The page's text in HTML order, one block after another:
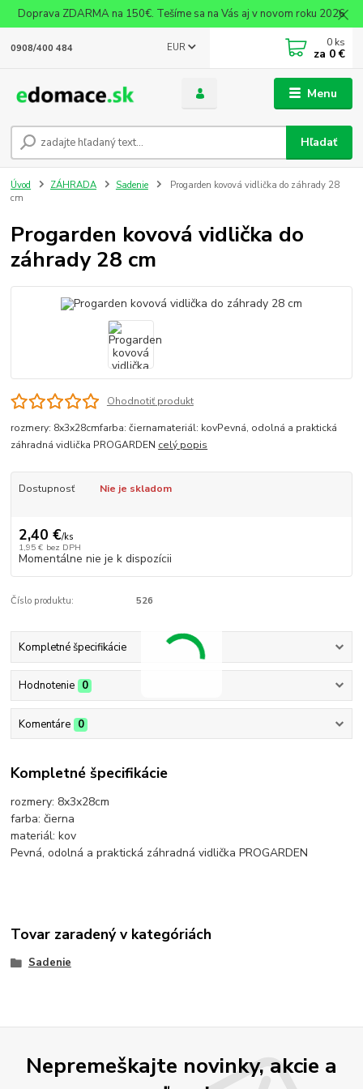
Doprava ZDARMA na 150€. Tešíme sa na Vás aj v novom roku 2026
Menu
EUR
Hľadať
0908/400 484 0 ks
za 0 €
Úvod ZÁHRADA Sadenie
Progarden kovová vidlička do záhrady 28
cm
Progarden kovová vidlička do
záhrady 28 cm
Ohodnotiť produkt
rozmery: 8x3x28cmfarba: čiernamateriál: kovPevná, odolná a praktická
záhradná vidlička PROGARDEN celý popis
Dostupnosť Nie je skladom
2,40 €/ks
1,95 € bez DPH
Momentálne nie je k dispozícii
Číslo produktu: 526
Kompletné špecifikácie
Hodnotenie 0
Komentáre 0
Kompletné špecifikácie
rozmery: 8x3x28cm
farba: čierna
materiál: kov
Pevná, odolná a praktická záhradná vidlička PROGARDEN
Tovar zaradený v kategóriách
Sadenie
Nepremeškajte novinky, akcie a